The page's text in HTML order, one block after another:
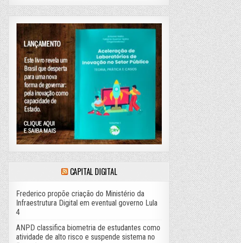
CAPITAL DIGITAL
Frederico propõe criação do Ministério da
Infraestrutura Digital em eventual governo Lula
4
ANPD classifica biometria de estudantes como
atividade de alto risco e suspende sistema no